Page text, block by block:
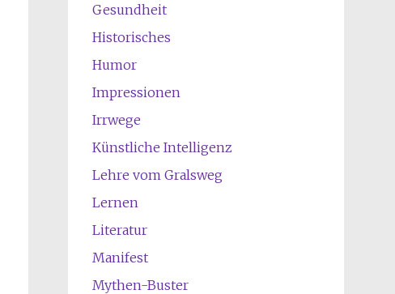
Gesundheit
Historisches
Humor
Impressionen
Irrwege
Künstliche Intelligenz
Lehre vom Gralsweg
Lernen
Literatur
Manifest
Mythen-Buster